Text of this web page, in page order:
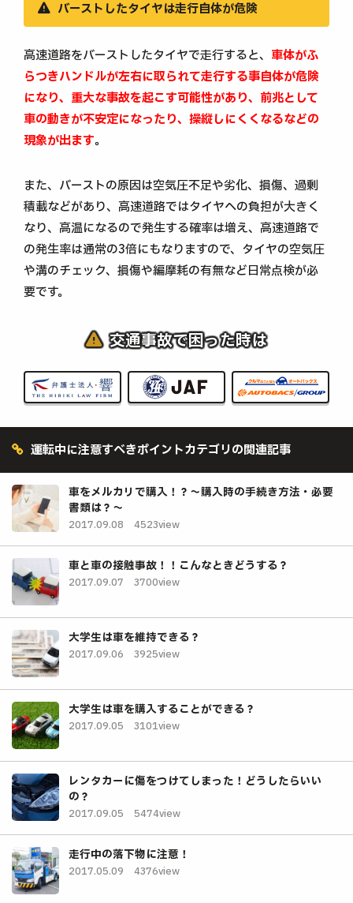
バーストしたタイヤは走行自体が危険
高速道路をバーストしたタイヤで走行すると、 車体がふ
らつきハンドルが左右に取られて走行する事自体が危険
になり、重大な事故を起こす可能性があり、前兆として
車の動きが不安定になったり、操縦しにくくなるなどの
現象が出ます。
また、バーストの原因は空気圧不足や劣化、損傷、過剰
積載などがあり、高速道路ではタイヤへの負担が大きく
なり、高温になるので発生する確率は増え、高速道路で
の発生率は通常の3倍にもなりますので、タイヤの空気圧
や溝のチェック、損傷や編摩耗の有無など日常点検が必
要です。
交通事故で困った時は
運転中に注意すべきポイントカテゴリの関連記事
車をメルカリで購入！？～購入時の手続き方法・必要
書類は？～
2017.09.08 4523view
車と車の接触事故！！こんなときどうする？
2017.09.07 3700view
大学生は車を維持できる？
2017.09.06 3925view
大学生は車を購入することができる？
2017.09.05 3101view
レンタカーに傷をつけてしまった！どうしたらいい
の？
2017.09.05 5474view
走行中の落下物に注意！
2017.05.09 4376view